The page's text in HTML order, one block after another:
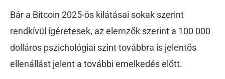
Bár a Bitcoin 2025-ös kilátásai sokak szerint
rendkívül ígéretesek, az elemzők szerint a 100 000
dolláros pszichológiai szint továbbra is jelentős
ellenállást jelent a további emelkedés előtt.